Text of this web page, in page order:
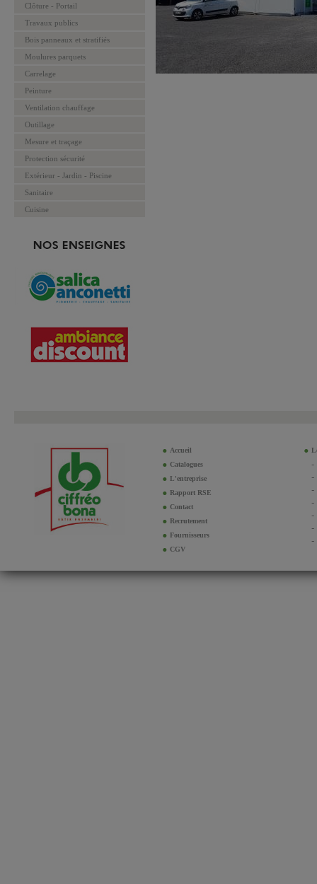
Clôture - Portail
Travaux publics
Bois panneaux et stratifiés
Moulures parquets
Carrelage
Peinture
Ventilation chauffage
Outillage
Mesure et traçage
Protection sécurité
Extérieur - Jardin - Piscine
Sanitaire
Cuisine
Accueil
Catalogues
L'entreprise
Rapport RSE
Contact
Recrutement
Fournisseurs
CGV